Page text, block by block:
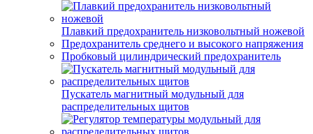
Плавкий предохранитель низковольтный ножевой
Предохранитель среднего и высокого напряжения
Пробковый цилиндрический предохранитель
Пускатель магнитный модульный для
распределительных щитов